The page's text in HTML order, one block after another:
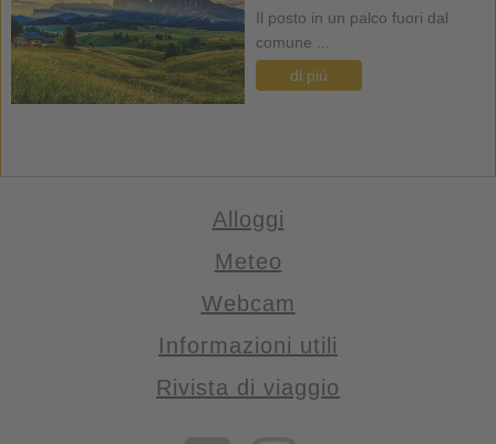
Il posto in un palco fuori dal
comune ...
di più
Alloggi
Meteo
Webcam
Informazioni utili
Rivista di viaggio